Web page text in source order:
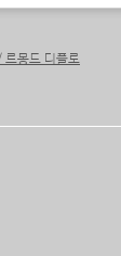
몽드 디플로